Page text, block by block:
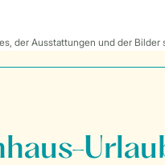
der Ausstattungen und der Bilder